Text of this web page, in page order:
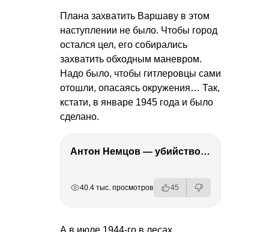
Плана захватить Варшаву в этом
наступлении не было. Чтобы город
остался цел, его собирались
захватить обходным маневром.
Надо было, чтобы гитлеровцы сами
отошли, опасаясь окружения… Так,
кстати, в январе 1945 года и было
сделано.
Антон Немцов — убийство Бориса Немцова, переезд в Дубай, семья и политика
40.4 тыс. просмотров 45